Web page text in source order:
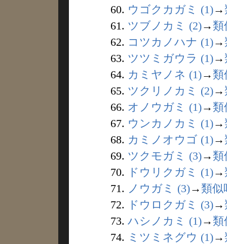
60. ウゴクカガミ (1)→
61. ツブノカミ (2)→ 類
62. コツカノハナ (1)→
63. ツツミガウラ (1)→
64. カミヤノネ (1)→ 類
65. ツクリノカミ (2)→
66. オノウガミ (1)→ 類
67. ウンカノカミ (1)→
68. カミノオウゴ (1)→
69. ツクモガミ (3)→ 類
70.
ドウリクガミ (1)→
71. ノウガミ (3)→ 類似
72.
ドウロクガミ (3)→
73. ハシノカミ (1)→ 類
74. ミツミネグウ (1)→